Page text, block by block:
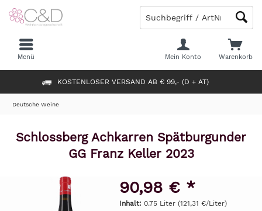
KOSTENLOSER VERSAND AB € 99,- (D + AT)
Warenkorb
Mein Konto
Menü
Deutsche Weine
Schlossberg Achkarren Spätburgunder
GG Franz Keller 2023
90,98 € *
Inhalt: 0.75 Liter (121,31 €/Liter)